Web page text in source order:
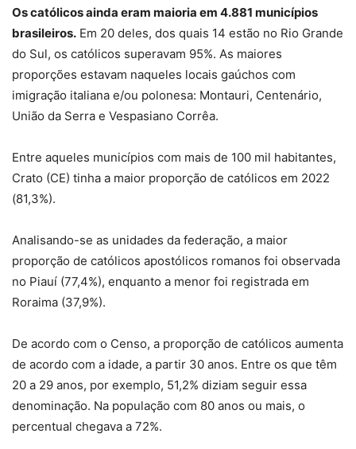
Os católicos ainda eram maioria em 4.881 municípios
brasileiros. Em 20 deles, dos quais 14 estão no Rio Grande
do Sul, os católicos superavam 95%. As maiores
proporções estavam naqueles locais gaúchos com
imigração italiana e/ou polonesa: Montauri, Centenário,
União da Serra e Vespasiano Corrêa.
Entre aqueles municípios com mais de 100 mil habitantes,
Crato (CE) tinha a maior proporção de católicos em 2022
(81,3%).
Analisando-se as unidades da federação, a maior
proporção de católicos apostólicos romanos foi observada
no Piauí (77,4%), enquanto a menor foi registrada em
Roraima (37,9%).
De acordo com o Censo, a proporção de católicos aumenta
de acordo com a idade, a partir 30 anos. Entre os que têm
20 a 29 anos, por exemplo, 51,2% diziam seguir essa
denominação. Na população com 80 anos ou mais, o
percentual chegava a 72%.